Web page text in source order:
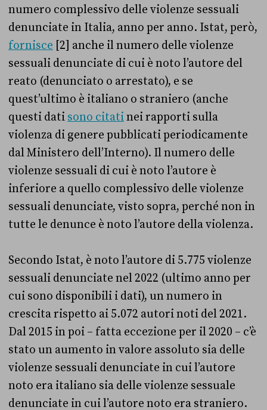
numero complessivo delle violenze sessuali
denunciate in Italia, anno per anno. Istat, però,
fornisce [2] anche il numero delle violenze
sessuali denunciate di cui è noto l’autore del
reato (denunciato o arrestato), e se
quest’ultimo è italiano o straniero (anche
questi dati sono citatinei rapporti sulla
violenza di genere pubblicati periodicamente
dal Ministero dell’Interno). Il numero delle
violenze sessuali di cui è noto l’autore è
inferiore a quello complessivo delle violenze
sessuali denunciate, visto sopra, perché non in
tutte le denunce è noto l’autore della violenza.
Secondo Istat, è noto l’autore di 5.775 violenze
sessuali denunciate nel 2022 (ultimo anno per
cui sono disponibili i dati), un numero in
crescita rispetto ai 5.072 autori noti del 2021.
Dal 2015 in poi – fatta eccezione per il 2020 – c’è
stato un aumento in valore assoluto sia delle
violenze sessuali denunciate in cui l’autore
noto era italiano sia delle violenze sessuale
denunciate in cui l’autore noto era straniero.